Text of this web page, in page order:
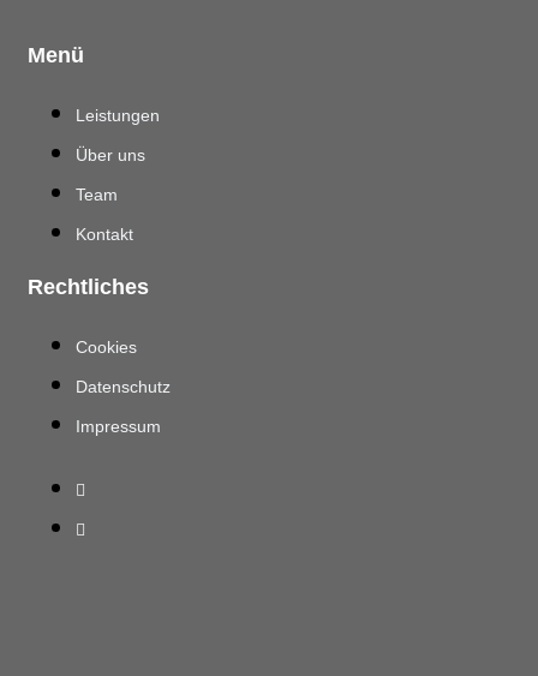
Menü
Leistungen
Über uns
Team
Kontakt
Rechtliches
Cookies
Datenschutz
Impressum